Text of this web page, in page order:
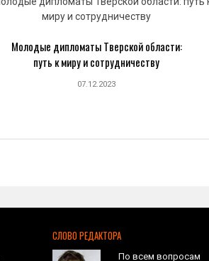
Молодые дипломаты Тверской области:
путь к миру и сотрудничеству
07.12.2023
СЛОВО РЕДАКТОРА
По всем вопросам